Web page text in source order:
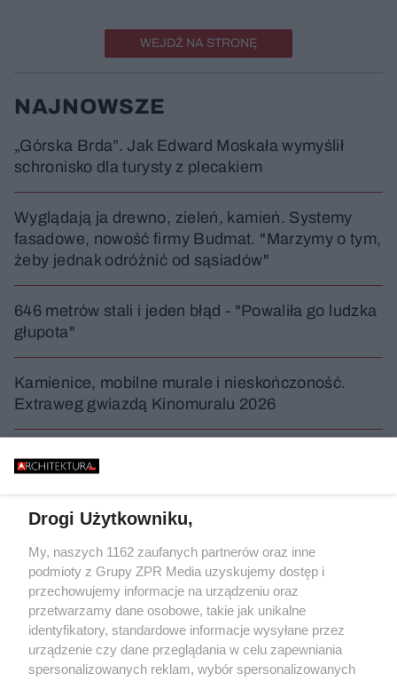
WEJDŹ NA STRONĘ
NAJNOWSZE
„Górska Brda”. Jak Edward Moskała wymyślił
schronisko dla turysty z plecakiem
Wyglądają ja drewno, zieleń, kamień. Systemy
fasadowe, nowość firmy Budmat. "Marzymy o tym,
żeby jednak odróżnić od sąsiadów"
646 metrów stali i jeden błąd - "Powaliła go ludzka
głupota"
Kamienice, mobilne murale i nieskończoność.
Extraweg gwiazdą Kinomuralu 2026
Grzybowska 11 w Warszawie. Tu rośnie nowy
apartamentowiec
WYDARZENIA
Drogi Użytkowniku,
My, naszych 1162 zaufanych partnerów oraz inne
podmioty z Grupy ZPR Media uzyskujemy dostęp i
przechowujemy informacje na urządzeniu oraz
przetwarzamy dane osobowe, takie jak unikalne
identyfikatory, standardowe informacje wysyłane przez
urządzenie czy dane przeglądania w celu zapewniania
spersonalizowanych reklam, wybór spersonalizowanych